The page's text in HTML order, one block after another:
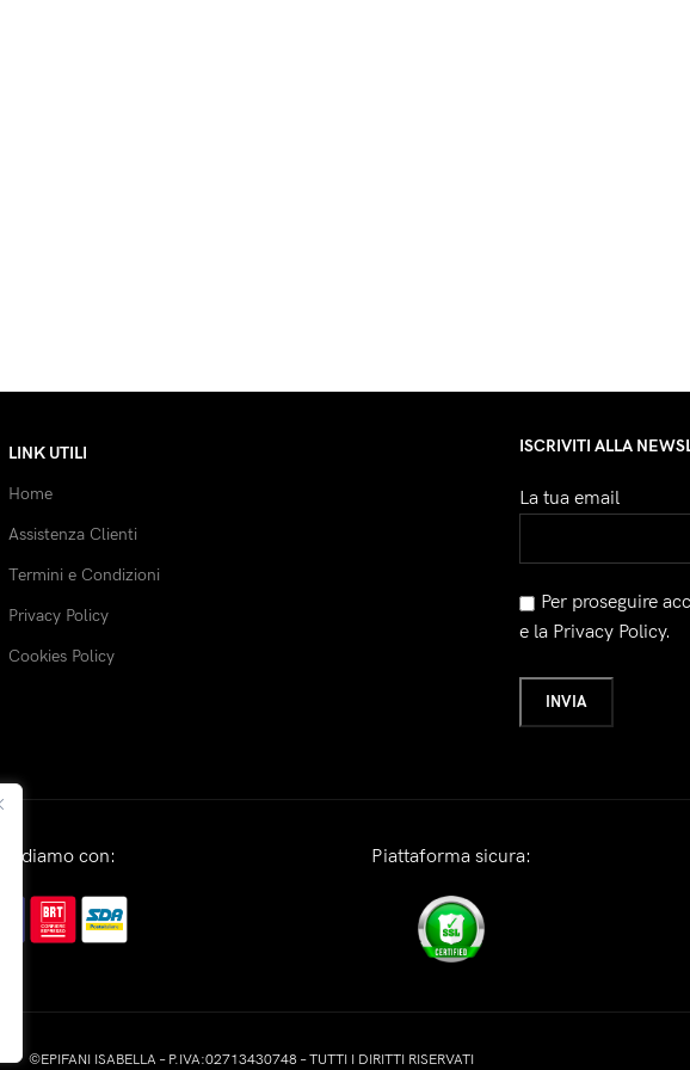
LINK UTILI
Home
Assistenza Clienti
Termini e Condizioni
Privacy Policy
Cookies Policy
ISCRIVITI ALLA
La tua email
Per proseguire
e la Privacy Policy.
Spediamo con: Piattaforma sicura:
©EPIFANI ISABELLA – P.IVA:02713430748 – TUTTI I DIRITTI RISERVATI